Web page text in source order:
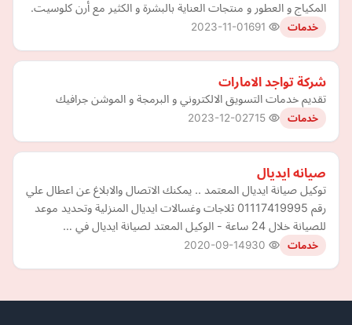
المكياج و العطور و منتجات العناية بالبشرة و الكثير مع أرن كلوسيت.
خدمات 2023-11-01
شركة تواجد الامارات
تقديم خدمات التسويق الالكتروني و البرمجة و الموشن جرافيك
خدمات 2023-12-02
صيانه ايديال
توكيل صيانة ايديال المعتمد .. يمكنك الاتصال والابلاغ عن اعطال علي
رقم 01117419995 ثلاجات وغسالات ايديال المنزلية وتحديد موعد
للصيانة خلال 24 ساعة - الوكيل المعتد لصيانة ايديال في …
خدمات 2020-09-14